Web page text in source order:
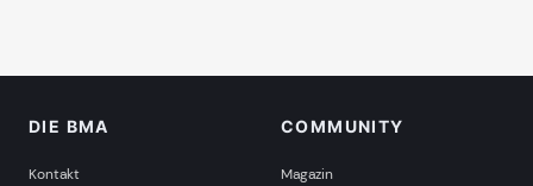
DIE BMA
Kontakt
COMMUNITY
Magazin